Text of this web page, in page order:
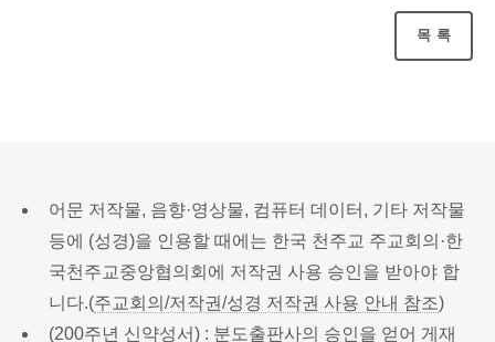
목록
어문 저작물, 음향·영상물, 컴퓨터 데이터, 기타 저작물
등에 (성경)을 인용할 때에는 한국 천주교 주교회의·한
국천주교중앙협의회에 저작권 사용 승인을 받아야 합
니다.(주교회의/저작권/성경 저작권 사용 안내 참조)
(200주년 신약성서) : 분도출판사의 승인을 얻어 게재